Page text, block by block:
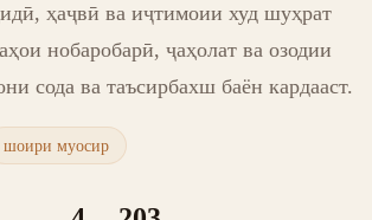
ҳаҷвӣ ва иҷтимоии худ шуҳрат
нобаробарӣ, ҷаҳолат ва озодии
сода ва таъсирбахш баён кардааст.
шоири муосир